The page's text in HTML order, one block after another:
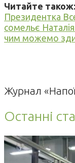
Читайте також:
Президентка
сомельє
чим можемо
Журнал
Останні